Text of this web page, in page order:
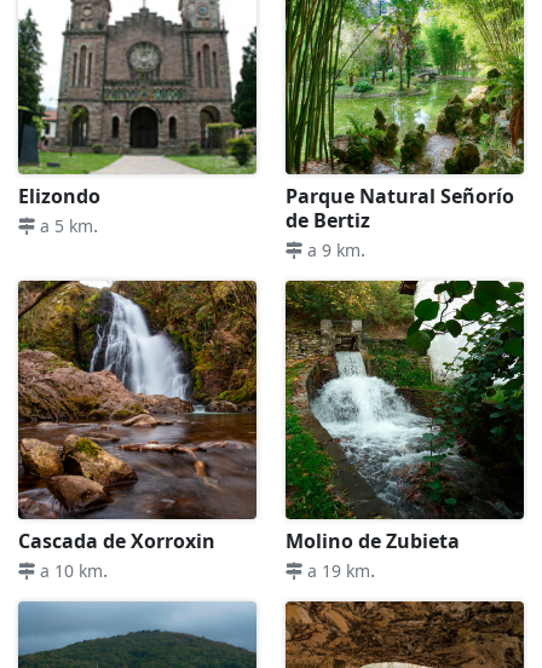
Elizondo
a 5 km.
Parque Natural Señorío
de Bertiz
a 9 km.
Cascada de Xorroxin
a 10 km.
Molino de Zubieta
a 19 km.